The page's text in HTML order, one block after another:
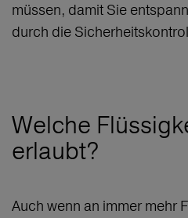
müssen, damit Sie
durch die
Welche
erlaubt?
Auch wenn an immer mehr